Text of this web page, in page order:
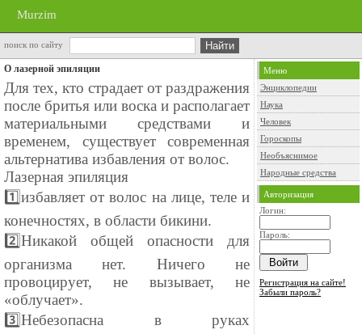
Murzim
поиск по сайту
О лазерной эпиляции
Для тех, кто страдает от раздражения
после бритья или воска и располагает
материальными средствами и
временем, существует современная
альтернатива избавления от волос.
Лазерная эпиляция
1️⃣избавляет от волос на лице, теле и
конечностях, в области бикини.
2️⃣Никакой общей опасности для
организма нет. Ничего не
провоцирует, не вызывает, не
«облучает».
3️⃣Небезопасна в руках
Меню
Энциклопедии
Наука
Человек
Гороскопы
Необъяснимое
Народные средства
Авторизация
Логин:
Пароль:
Регистрация на сайте!
Забыли пароль?